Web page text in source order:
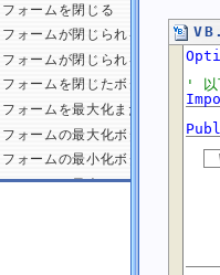
フォームを閉じる
フォームが閉じられるのをキャン
フォームが閉じられる原因を取得
フォームを閉じたボタンを取得す
フォームを最大化または最小化す
フォームの最大化ボタンを無効に
フォームの最小化ボタンを無効に
フォームの最大サイズを設定する
フォームが最大化された時の位置
フォームのクライアント領域のサ
' 以